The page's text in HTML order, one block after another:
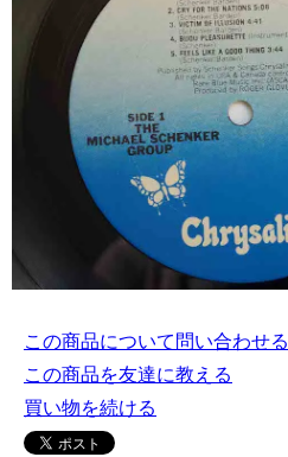
この商品について問い合わせる
この商品を友達に教える
買い物を続ける